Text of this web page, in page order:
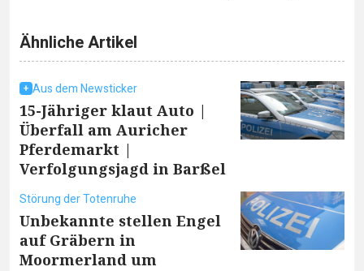
Ähnliche Artikel
Aus dem Newsticker
15-Jähriger klaut Auto |
Überfall am Auricher
Pferdemarkt |
Verfolgungsjagd in Barßel
Störung der Totenruhe
Unbekannte stellen Engel
auf Gräbern in
Moormerland um